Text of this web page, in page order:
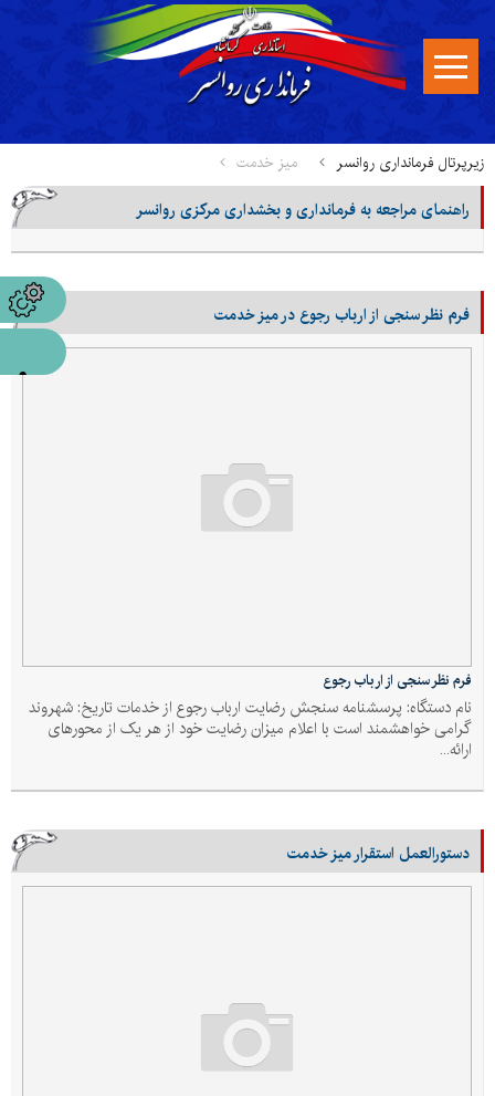
زیرپرتال فرمانداری روانسر میز خدمت
راهنمای مراجعه به فرمانداری و بخشداری مرکزی روانسر
فرم نظر سنجی از ارباب رجوع در میز خدمت
فرم نظر سنجی از ارباب رجوع
نام دستگاه: پرسشنامه سنجش رضایت ارباب رجوع از خدمات تاريخ: شهروند
گرامی خواهشمند است با اعلام میزان رضایت خود از هر یک از محورهای
ارائه...
دستورالعمل استقرار میز خدمت